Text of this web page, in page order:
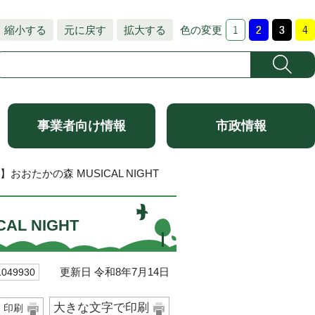
縮小する 元に戻す 拡大する 色の変更
事業者向け情報 市政情報
おおたかの森 MUSICAL NIGHT
NIGHT
更新日 令和8年7月14日
印刷 大きな文字で印刷